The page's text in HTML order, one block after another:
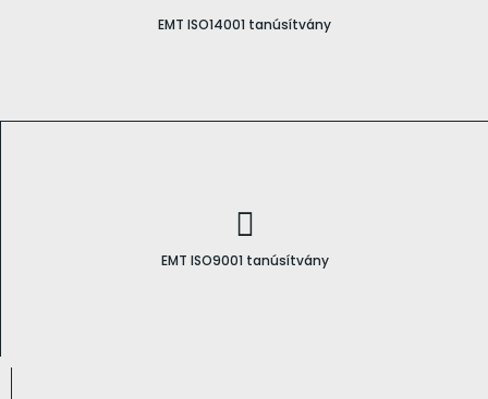
EMT ISO14001 tanúsítvány
EMT ISO9001 tanúsítvány